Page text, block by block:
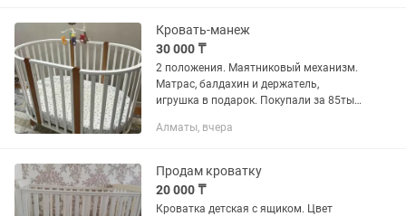
Кровать-манеж
30 000 ₸
2 положения. Маятниковый механизм.
Матрас, балдахин и держатель,
игрушка в подарок. Покупали за 85тыс.
Алматы, вчера
Продам кроватку
20 000 ₸
Кроватка детская с ящиком. Цвет